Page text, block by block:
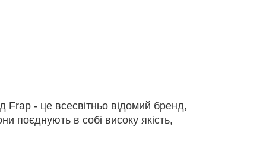
Frap - це всесвітньо відомий бренд,
поєднують в собі високу якість,